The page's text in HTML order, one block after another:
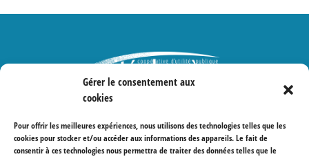
Gérer le consentement aux
cookies
Pour offrir les meilleures expériences, nous utilisons des technologies telles que les
cookies pour stocker et/ou accéder aux informations des appareils. Le fait de
consentir à ces technologies nous permettra de traiter des données telles que le